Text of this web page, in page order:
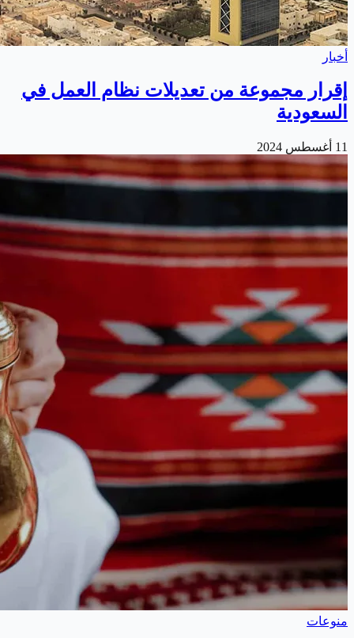
أخبار
إقرار مجموعة من تعديلات نظام العمل في
السعودية
11 أغسطس 2024
منوعات